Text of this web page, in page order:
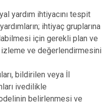
yardım ihtiyacını tespit
ihtiyaç gruplarına
için gerekli plan ve
izleme ve değerlendirmesini
bildirilen veya İl
ivedilikle
belirlenmesi ve